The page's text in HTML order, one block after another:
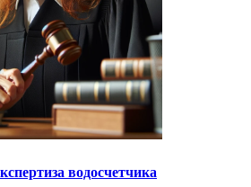
водосчетчика